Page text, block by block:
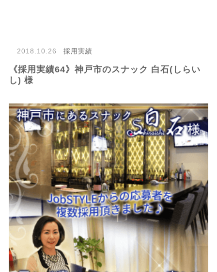
2018.10.26 採用実績
《採用実績64》神戸市のスナック 白石(しらい
し) 様